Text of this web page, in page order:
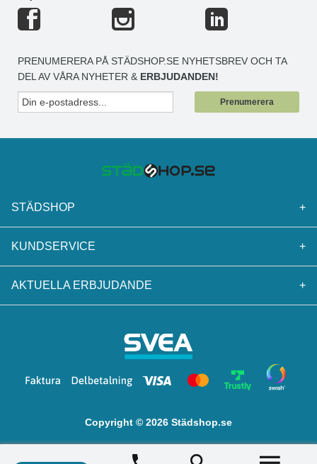
PRENUMERERA PÅ STÄDSHOP.SE NYHETSBREV OCH TA
DEL AV VÅRA NYHETER & ERBJUDANDEN!
Prenumerera
STÄDSHOP +
KUNDSERVICE +
AKTUELLA ERBJUDANDE +
Copyright © 2026 Städshop.se